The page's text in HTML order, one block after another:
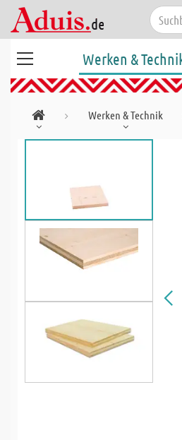
Werken &
Werken & Technik